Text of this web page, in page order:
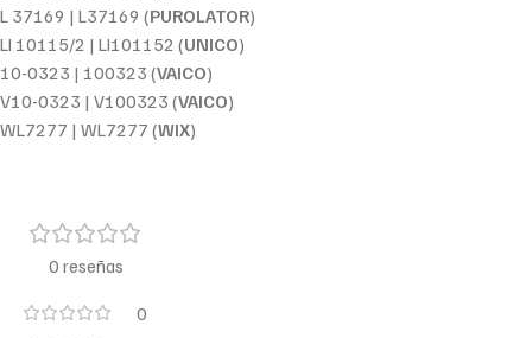
L 37169 | L37169 (PUROLATOR)
LI 10115/2 | LI101152 (UNICO)
10-0323 | 100323 (VAICO)
V10-0323 | V100323 (VAICO)
WL7277 | WL7277 (WIX)
0 reseñas
0